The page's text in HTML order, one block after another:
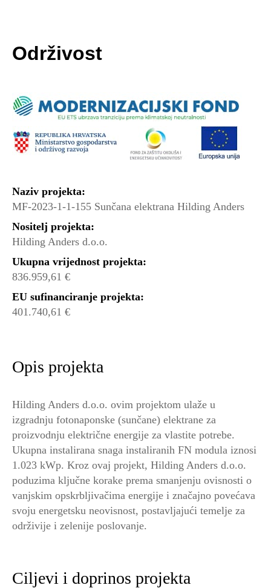
Održivost
Naziv projekta:
MF-2023-1-1-155 Sunčana elektrana Hilding Anders
Nositelj projekta:
Hilding Anders d.o.o.
Ukupna vrijednost projekta:
836.959,61 €
EU sufinanciranje projekta:
401.740,61 €
Opis projekta
Hilding Anders d.o.o. ovim projektom ulaže u
izgradnju fotonaponske (sunčane) elektrane za
proizvodnju električne energije za vlastite potrebe.
Ukupna instalirana snaga instaliranih FN modula iznosi
1.023 kWp. Kroz ovaj projekt, Hilding Anders d.o.o.
poduzima ključne korake prema smanjenju ovisnosti o
vanjskim opskrbljivačima energije i značajno povećava
svoju energetsku neovisnost, postavljajući temelje za
održivije i zelenije poslovanje.
Ciljevi i doprinos projekta